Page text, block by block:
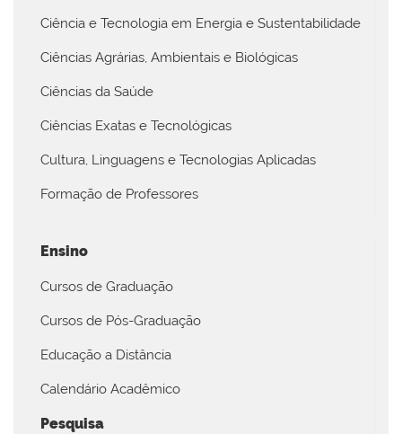
Ciência e Tecnologia em Energia e Sustentabilidade
Ciências Agrárias, Ambientais e Biológicas
Ciências da Saúde
Ciências Exatas e Tecnológicas
Cultura, Linguagens e Tecnologias Aplicadas
Formação de Professores
Ensino
Cursos de Graduação
Cursos de Pós-Graduação
Educação a Distância
Calendário Acadêmico
Pesquisa